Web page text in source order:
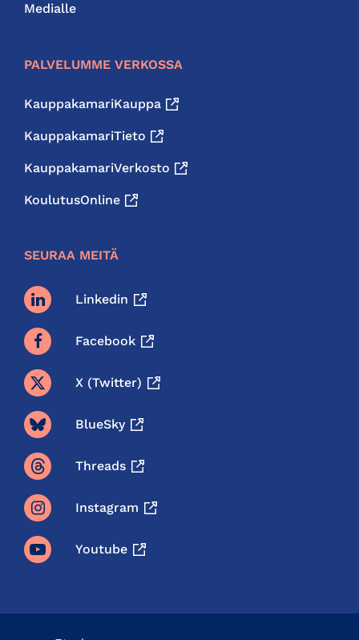
Medialle
PALVELUMME VERKOSSA
KauppakamariKauppa
KauppakamariTieto
KauppakamariVerkosto
KoulutusOnline
SEURAA MEITÄ
Linkedin
Facebook
X (twitter)
BlueSky
Threads
Instagram
Youtube